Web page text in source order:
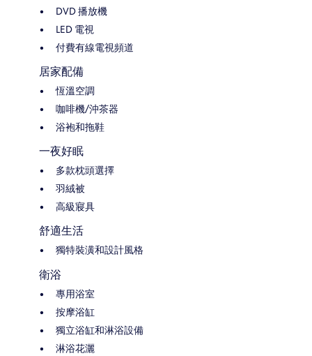
DVD 播放機
LED 電視
付費有線電視頻道
居家配備
恆溫空調
咖啡機/沖茶器
浴袍和拖鞋
一夜好眠
多款枕頭選擇
羽絨被
高級寢具
舒適生活
獨特裝潢和設計風格
衛浴
專用浴室
按摩浴缸
獨立浴缸和淋浴設備
淋浴花灑